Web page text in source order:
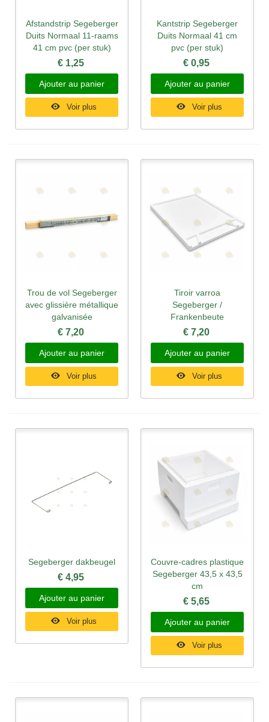
Afstandstrip Segeberger
Duits Normaal 11-raams
41 cm pvc (per stuk)
€ 1,25
Ajouter au panier
Voir plus
Kantstrip Segeberger
Duits Normaal 41 cm
pvc (per stuk)
€ 0,95
Ajouter au panier
Voir plus
Trou de vol Segeberger
avec glissière métallique
galvanisée
€ 7,20
Ajouter au panier
Voir plus
Tiroir varroa
Segeberger /
Frankenbeute
€ 7,20
Ajouter au panier
Voir plus
Segeberger dakbeugel
€ 4,95
Ajouter au panier
Voir plus
Couvre-cadres plastique
Segeberger 43,5 x 43,5
cm
€ 5,65
Ajouter au panier
Voir plus